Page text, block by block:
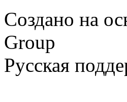
Создано на
Group
Русская